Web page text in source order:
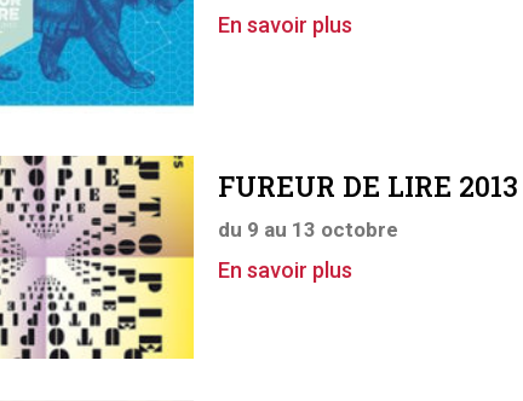
En savoir plus
FUREUR DE LIRE 2013
du 9 au 13 octobre
En savoir plus